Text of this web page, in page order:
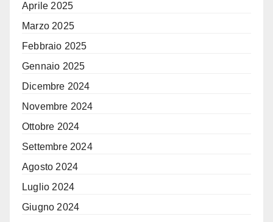
Aprile 2025
Marzo 2025
Febbraio 2025
Gennaio 2025
Dicembre 2024
Novembre 2024
Ottobre 2024
Settembre 2024
Agosto 2024
Luglio 2024
Giugno 2024